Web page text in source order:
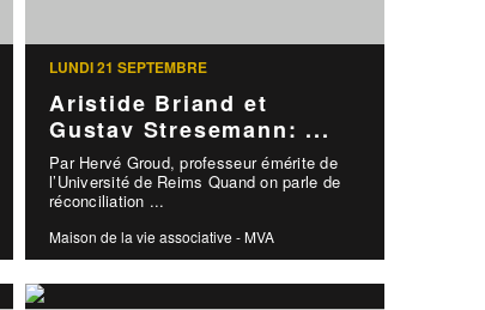
LUNDI 21 SEPTEMBRE
Aristide Briand et
Gustav Stresemann: ...
Par Hervé Groud, professeur émérite de
l’Université de Reims Quand on parle de
réconciliation ...
Maison de la vie associative - MVA